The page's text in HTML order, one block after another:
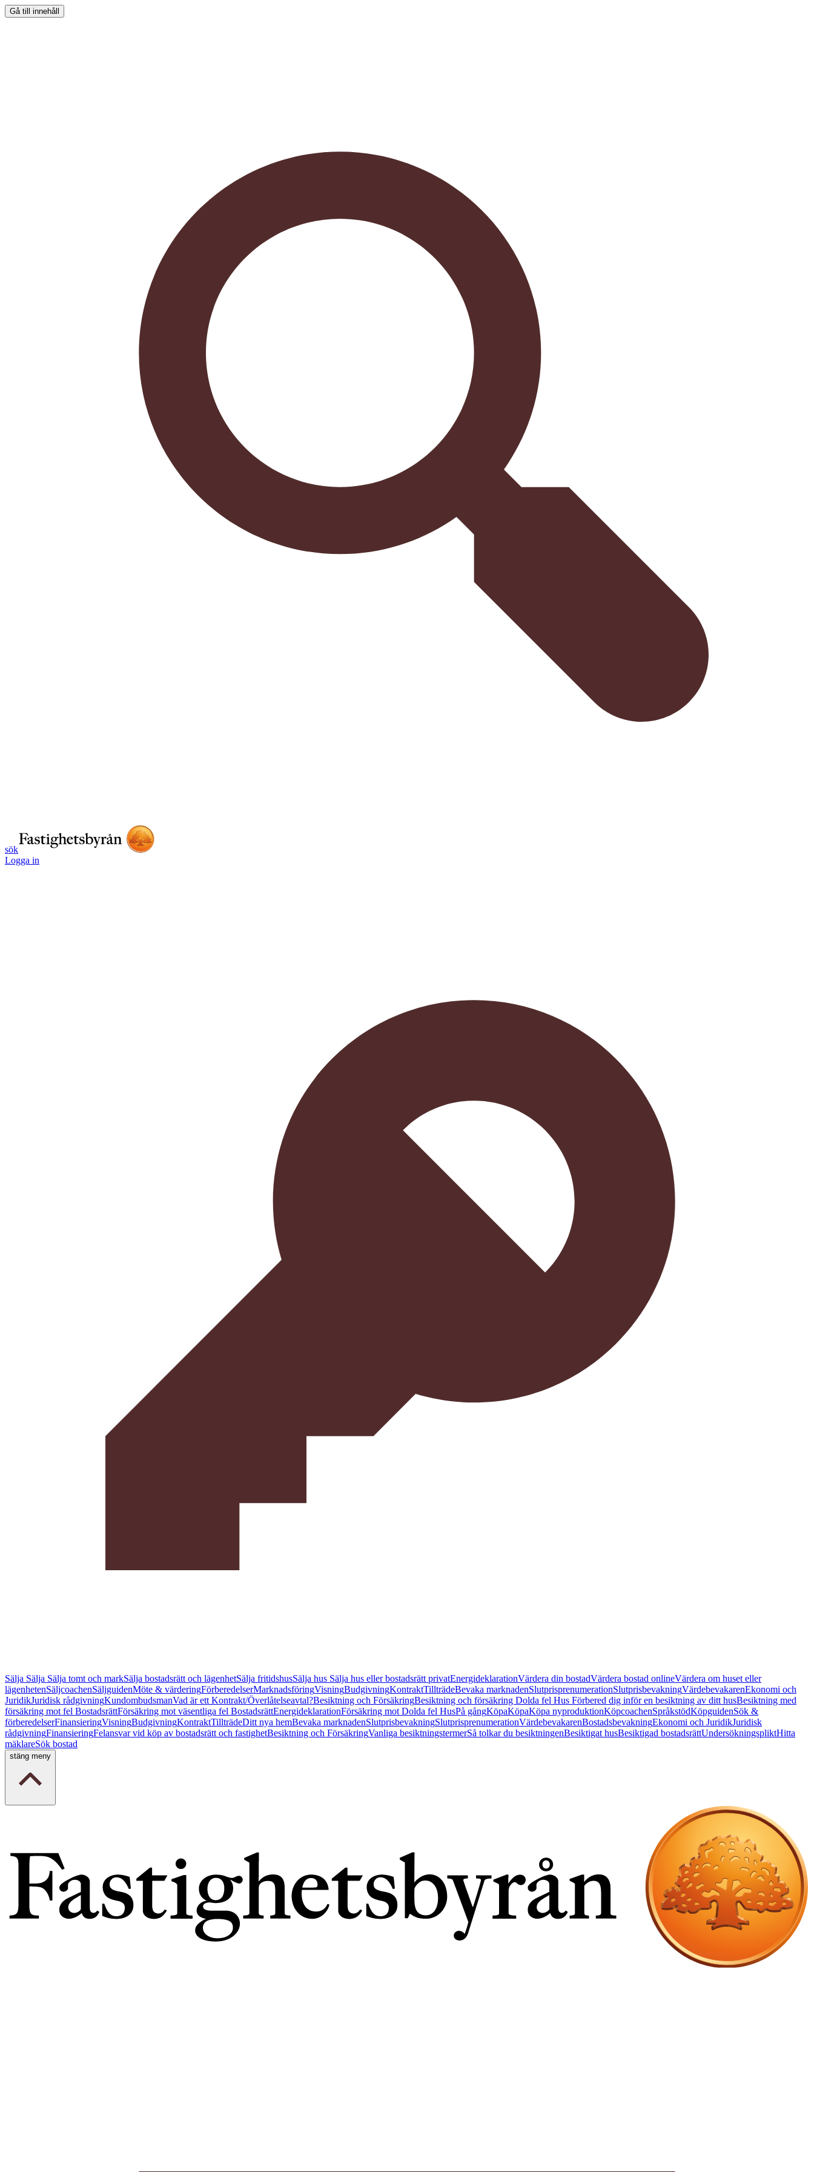
Gå till innehåll
sök
Logga in
Sälja Sälja Sälja tomt och markSälja bostadsrätt och lägenhetSälja fritidshusSälja hus Sälja hus eller bostadsrätt privatEnergideklarationVärdera din bostadVärdera bostad onlineVärdera om huset eller
lägenhetenSäljcoachenSäljguidenMöte & värderingFörberedelserMarknadsföringVisningBudgivningKontraktTillträdeBevaka marknadenSlutprisprenumerationSlutprisbevakningVärdebevakarenEkonomi och
JuridikJuridisk rådgivningKundombudsmanVad är ett Kontrakt/Överlåtelseavtal?Besiktning och FörsäkringBesiktning och försäkring Dolda fel Hus Förbered dig inför en besiktning av ditt husBesiktning med
försäkring mot fel BostadsrättFörsäkring mot väsentliga fel BostadsrättEnergideklarationFörsäkring mot Dolda fel HusPå gångKöpaKöpaKöpa nyproduktionKöpcoachenSpråkstödKöpguidenSök &
förberedelserFinansieringVisningBudgivningKontraktTillträdeDitt nya hemBevaka marknadenSlutprisbevakningSlutprisprenumerationVärdebevakarenBostadsbevakningEkonomi och JuridikJuridisk
rådgivningFinansieringFelansvar vid köp av bostadsrätt och fastighetBesiktning och FörsäkringVanliga besiktningstermerSå tolkar du besiktningenBesiktigat husBesiktigad bostadsrättUndersökningspliktHitta
mäklareSök bostad
stäng meny